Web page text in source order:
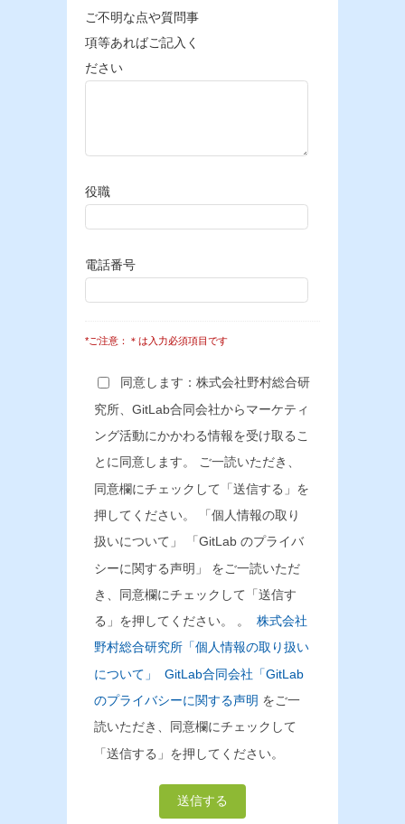
ご不明な点や質問事
項等あればご記入く
ださい
役職
電話番号
*ご注意：＊は入力必須項目です
同意します：株式会社野村総合研
究所、GitLab合同会社からマーケティ
ング活動にかかわる情報を受け取るこ
とに同意します。 ご一読いただき、
同意欄にチェックして「送信する」を
押してください。 「個人情報の取り
扱いについて」 「GitLab のプライバ
シーに関する声明」 をご一読いただ
き、同意欄にチェックして「送信す
る」を押してください。 。 株式会社
野村総合研究所「個人情報の取り扱い
について」
GitLab合同会社「GitLab
のプライバシーに関する声明 をご一
読いただき、同意欄にチェックして
「送信する」を押してください。